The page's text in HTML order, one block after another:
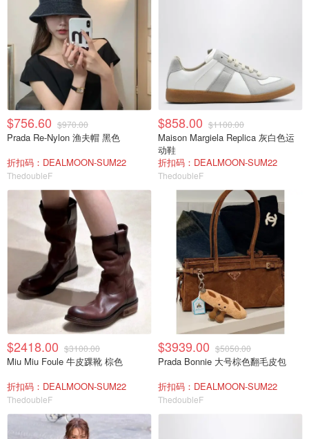
$756.60 $970.00
Prada Re-Nylon 渔夫帽 黑色
折扣码：DEALMOON-SUM22
ThedoubleF
$858.00 $1100.00
Maison Margiela Replica 灰白色运
动鞋
折扣码：DEALMOON-SUM22
ThedoubleF
$2418.00 $3100.00
Miu Miu Foule 牛皮踝靴 棕色
折扣码：DEALMOON-SUM22
ThedoubleF
$3939.00 $5050.00
Prada Bonnie 大号棕色翻毛皮包
折扣码：DEALMOON-SUM22
ThedoubleF